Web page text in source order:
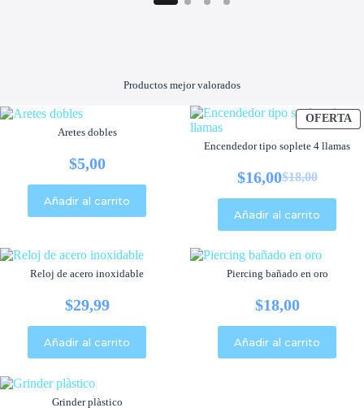
Productos mejor valorados
Aretes dobles
$5,00
Añadir al carrito
OFERTA
OFERTA
Encendedor tipo soplete 4 llamas
$18,00
Original
was:
$16,00Current
is:
Añadir al carrito
Reloj de acero inoxidable
$29,99
Añadir al carrito
Piercing bañado en oro
$18,00
Añadir al carrito
Grinder plàstico